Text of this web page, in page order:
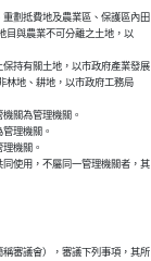
重劃抵費地及農業區、保護區內田
目與農業不可分離之土地，以
保持有關土地，以市政府產業發展
林地、耕地，以市政府工務局
關為管理機關。
理機關。
機關。
使用，不屬同一管理機關者，其
審議會），審議下列事項，其所